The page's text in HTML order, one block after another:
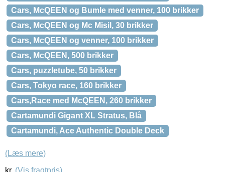
Cars, McQEEN og Bumle med venner, 100 brikker
Cars, McQEEN og Mc Misil, 30 brikker
Cars, McQEEN og venner, 100 brikker
Cars, McQEEN, 500 brikker
Cars, puzzletube, 50 brikker
Cars, Tokyo race, 160 brikker
Cars,Race med McQEEN, 260 brikker
Cartamundi Gigant XL Stratus, Blå
Cartamundi, Ace Authentic Double Deck
(Læs mere)